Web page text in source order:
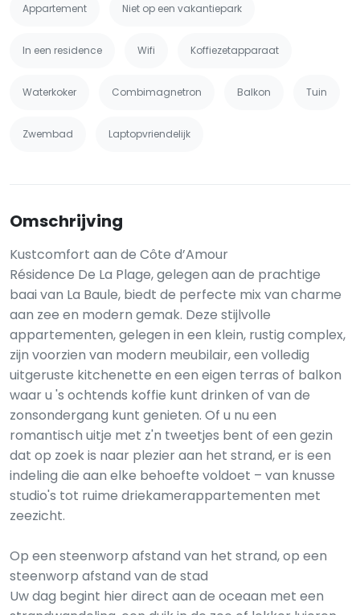
Appartement Niet op een vakantiepark
In een residence Wifi Koffiezetapparaat
Waterkoker Combimagnetron Balkon Tuin
Zwembad Laptopvriendelijk
Omschrijving
Kustcomfort aan de Côte d’Amour
Résidence De La Plage, gelegen aan de prachtige
baai van La Baule, biedt de perfecte mix van charme
aan zee en modern gemak. Deze stijlvolle
appartementen, gelegen in een klein, rustig complex,
zijn voorzien van modern meubilair, een volledig
uitgeruste kitchenette en een eigen terras of balkon
waar u 's ochtends koffie kunt drinken of van de
zonsondergang kunt genieten. Of u nu een
romantisch uitje met z'n tweetjes bent of een gezin
dat op zoek is naar plezier aan het strand, er is een
indeling die aan elke behoefte voldoet – van knusse
studio's tot ruime driekamerappartementen met
zeezicht.
Op een steenworp afstand van het strand, op een
steenworp afstand van de stad
Uw dag begint hier direct aan de oceaan met een